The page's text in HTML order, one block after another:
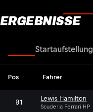
ERGEBNISSE
Startaufstellung
Pos Fahrer
01 Lewis Hamilton
Scuderia Ferrari HP